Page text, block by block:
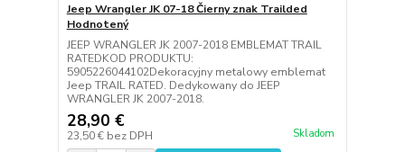
Jeep Wrangler JK 07-18 Čierny znak Trailded
Hodnotený
JEEP WRANGLER JK 2007-2018 EMBLEMAT TRAIL
RATEDKOD PRODUKTU:
5905226044102Dekoracyjny metalowy emblemat
Jeep TRAIL RATED. Dedykowany do JEEP
WRANGLER JK 2007-2018.
28,90 €
23,50 € bez DPH Skladom